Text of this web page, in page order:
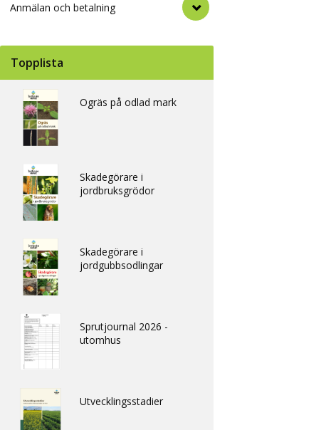
Anmälan och betalning
Topplista
Ogräs på odlad mark
Skadegörare i
jordbruksgrödor
Skadegörare i
jordgubbsodlingar
Sprutjournal 2026 -
utomhus
Utvecklingsstadier